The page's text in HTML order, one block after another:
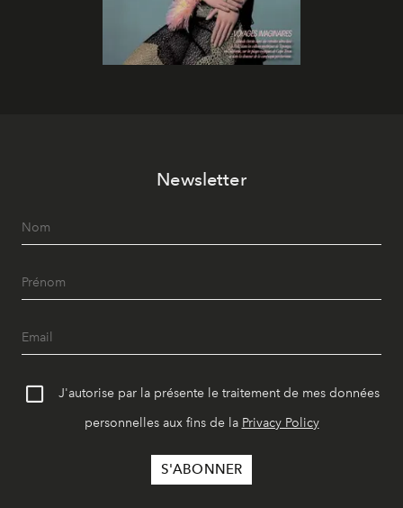
Newsletter
J'autorise par la présente le traitement de mes données
personnelles aux fins de la Privacy Policy